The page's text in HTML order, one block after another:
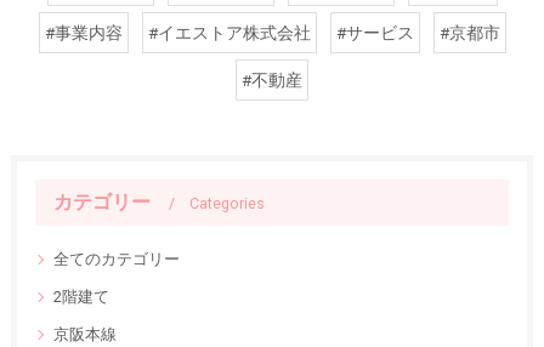
#事業内容 #イエストア株式会社 #サービス #京都市
#不動産
カテゴリー Categories
全てのカテゴリー
2階建て
京阪本線